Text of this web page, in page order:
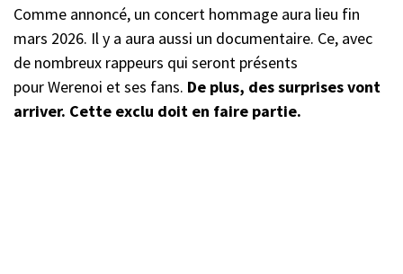
Comme annoncé, un concert hommage aura lieu fin
mars 2026. Il y a aura aussi un documentaire. Ce, avec
de nombreux rappeurs qui seront présents
pour Werenoi et ses fans. De plus, des surprises vont
arriver. Cette exclu doit en faire partie.